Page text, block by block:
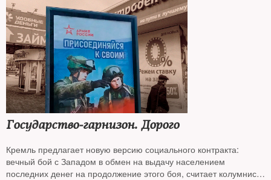
Государство‑гарнизон. Дорого
Кремль предлагает новую версию социального контракта:
вечный бой с Западом в обмен на выдачу населением
последних денег на продолжение этого боя, считает колумнист